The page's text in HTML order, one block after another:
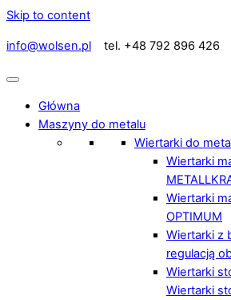
Skip to content
info@wolsen.pl tel. +48 792 896 426
Główna
Maszyny do metalu
Wiertarki do
Wiertarki
Wiertarki
OPTIMUM
Wiertarki z
regulacją
Wiertarki
Wiertarki